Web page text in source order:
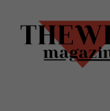
contenuto